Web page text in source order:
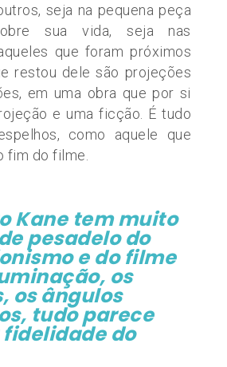
seja na pequena peça
sua vida, seja nas
que foram próximos
restou dele são projeções
em uma obra que por si
e uma ficção. É tudo
como aquele que
fim do filme.
Kane tem muito
pesadelo do
e do filme
os
os ângulos
tudo parece
do